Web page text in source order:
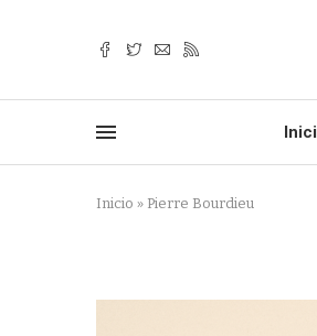
Inicio » Pierre Bourdieu